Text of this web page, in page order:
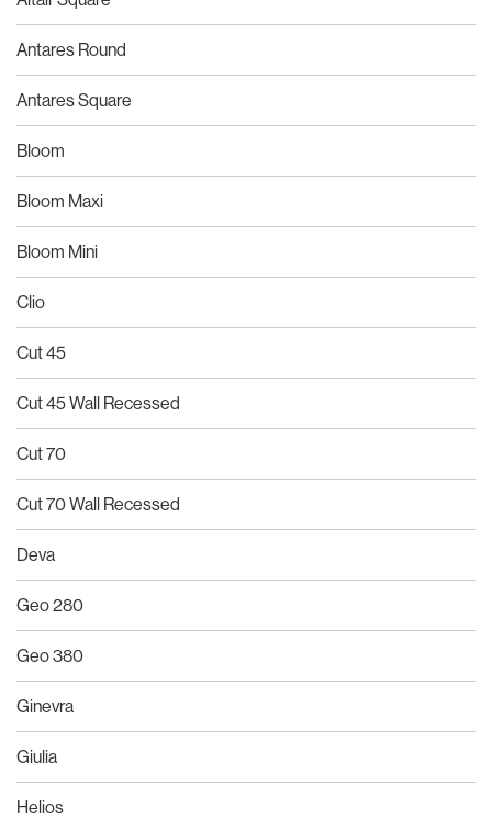
Antares Round
Antares Square
Bloom
Bloom Maxi
Bloom Mini
Clio
Cut 45
Cut 45 Wall Recessed
Cut 70
Cut 70 Wall Recessed
Deva
Geo 280
Geo 380
Ginevra
Giulia
Helios